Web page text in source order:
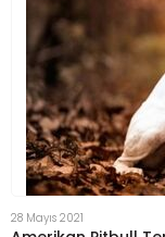
28 Mayıs 2021